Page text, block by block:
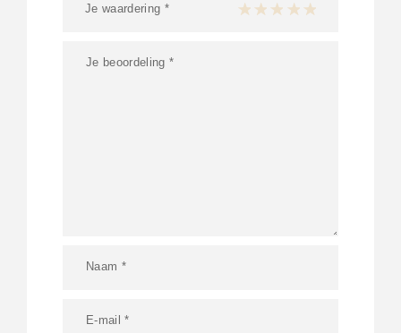
Je waardering * 1 van de 5 sterren
2 van de 5 sterren
3 van de 5 sterren
4 van de 5 sterren